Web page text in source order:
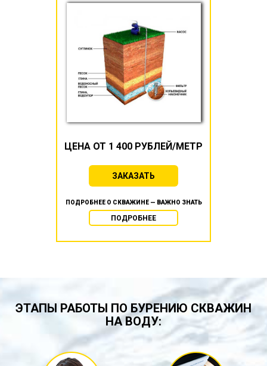
ЦЕНА ОТ 1 400 РУБЛЕЙ/МЕТР
ЗАКАЗАТЬ
ПОДРОБНЕЕ О СКВАЖИНЕ — ВАЖНО ЗНАТЬ
ПОДРОБНЕЕ
ЭТАПЫ РАБОТЫ ПО БУРЕНИЮ СКВАЖИН
НА ВОДУ: